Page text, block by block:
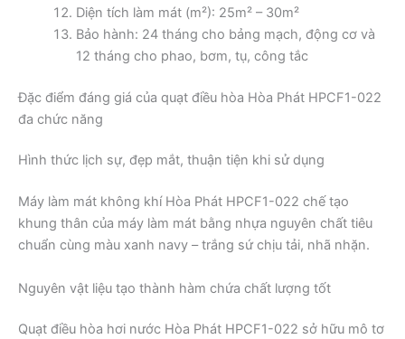
Diện tích làm mát (m²): 25m² – 30m²
Bảo hành: 24 tháng cho bảng mạch, động cơ và
12 tháng cho phao, bơm, tụ, công tắc
Đặc điểm đáng giá của quạt điều hòa Hòa Phát HPCF1-022
đa chức năng
Hình thức lịch sự, đẹp mắt, thuận tiện khi sử dụng
Máy làm mát không khí Hòa Phát HPCF1-022 chế tạo
khung thân của máy làm mát bằng nhựa nguyên chất tiêu
chuẩn cùng màu xanh navy – trắng sứ chịu tải, nhã nhặn.
Nguyên vật liệu tạo thành hàm chứa chất lượng tốt
Quạt điều hòa hơi nước Hòa Phát HPCF1-022 sở hữu mô tơ